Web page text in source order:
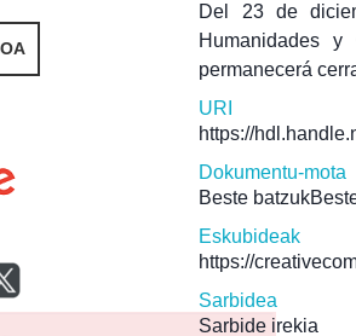
Del 23 de
Humanidades
permanecerá
URI
https://
Dokumentu-mota
Beste
Eskubideak
https://
Sarbidea
Sarbide irekia